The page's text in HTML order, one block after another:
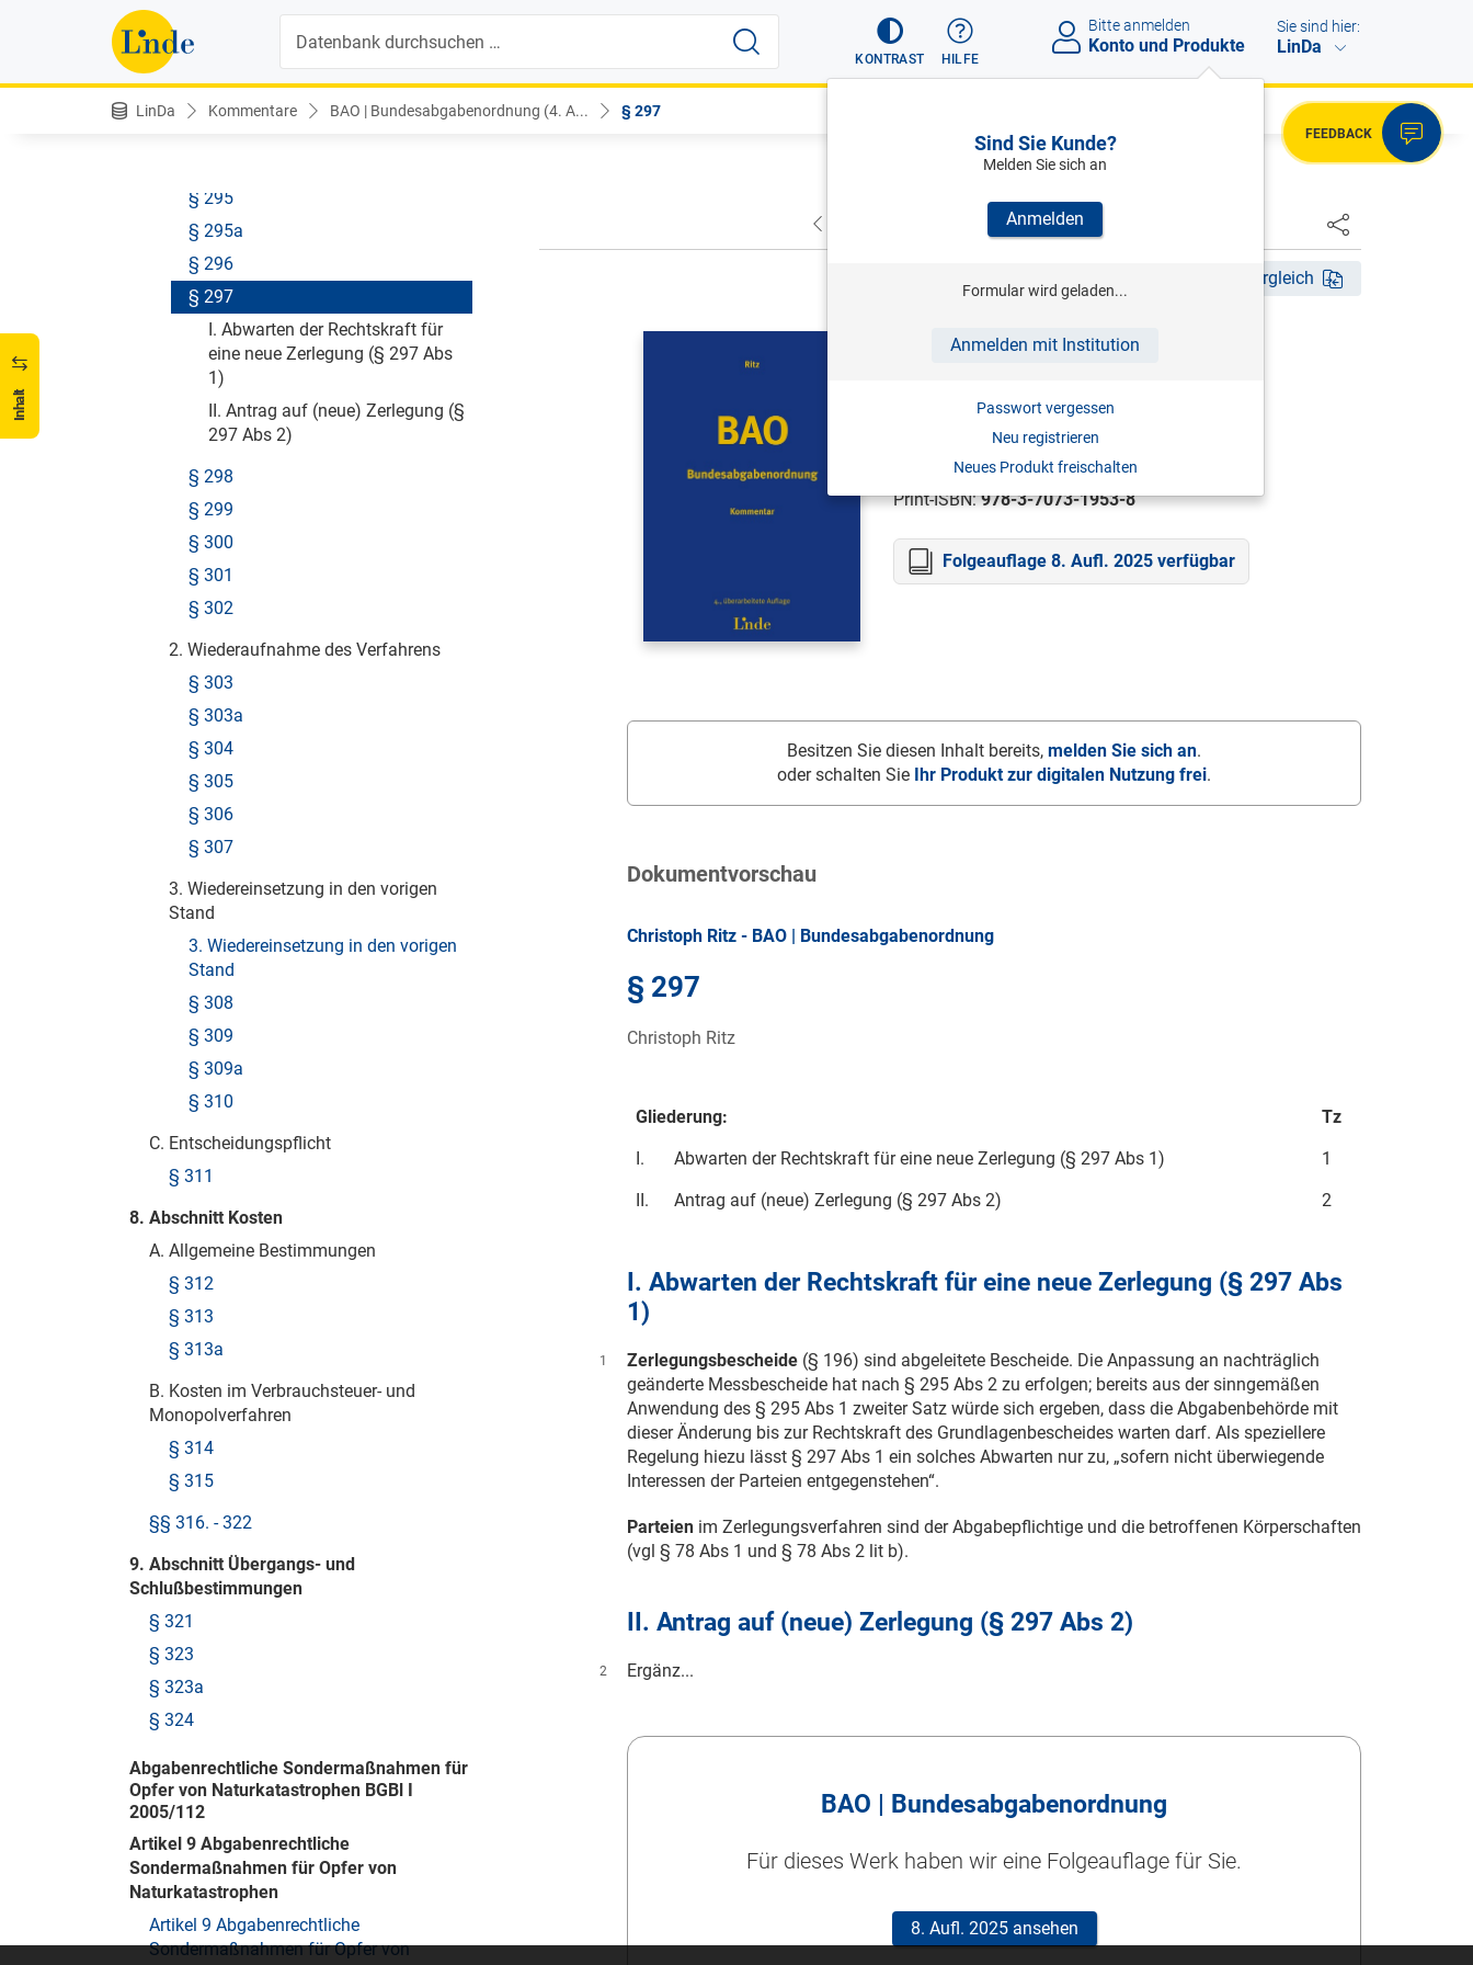
KONTRAST HILFE
Bitte anmelden
Konto und Produkte
Sind Sie Kunde?
Melden Sie sich an
Anmelden
Formular wird geladen...
Anmelden mit Institution
Passwort vergessen
Neu registrieren
Neues Produkt freischalten
Sie sind hier:
LinDa
LinDa Kommentare BAO | Bundesabgabenordnung (4. A... § 297
FEEDBACK
Inhalt
§ 293
§ 293b
§ 295
§ 295a
§ 296
§ 297
I. Abwarten der Rechtskraft für
eine neue Zerlegung (§ 297 Abs
1)
II. Antrag auf (neue) Zerlegung (§
297 Abs 2)
§ 298
§ 299
§ 300
§ 301
§ 302
2. Wiederaufnahme des Verfahrens
§ 303
§ 303a
§ 304
§ 305
§ 306
§ 307
3. Wiedereinsetzung in den vorigen
Stand
3. Wiedereinsetzung in den vorigen
Stand
§ 308
§ 309
§ 309a
§ 310
C. Entscheidungspflicht
§ 311
8. Abschnitt Kosten
A. Allgemeine Bestimmungen
§ 312
§ 313
§ 313a
B. Kosten im Verbrauchsteuer- und
Monopolverfahren
§ 314
§ 315
§§ 316. - 322
9. Abschnitt Übergangs- und
Schlußbestimmungen
§ 321
§ 323
§ 323a
§ 324
Abgabenrechtliche Sondermaßnahmen für
Opfer von Naturkatastrophen BGBl I
2005/112
Artikel 9 Abgabenrechtliche
Sondermaßnahmen für Opfer von
Naturkatastrophen
Artikel 9 Abgabenrechtliche
Sondermaßnahmen für Opfer von
NÄCHSTER
Fassungsvergleich
CHRISTOPH RITZ
4. Aufl. 2011
Print-ISBN:978-3-7073-1953-8
Folgeauflage 8. Aufl. 2025 verfügbar
Besitzen Sie diesen Inhalt bereits, melden Sie sich an.
oder schalten Sie Ihr Produkt zur digitalen Nutzung frei.
Dokumentvorschau
Christoph Ritz - BAO | Bundesabgabenordnung
§ 297
Christoph Ritz
Gliederung:
Tz
I.
Abwarten der Rechtskraft für eine neue Zerlegung (§ 297 Abs 1)
1
II.
Antrag auf (neue) Zerlegung (§ 297 Abs 2) 2
I. Abwarten der Rechtskraft für eine neue Zerlegung (§ 297 Abs
1)
1 Zerlegungsbescheide (§ 196) sind abgeleitete Bescheide. Die Anpassung an nachträglich
geänderte Messbescheide hat nach § 295 Abs 2 zu erfolgen; bereits aus der sinngemäßen
Anwendung des § 295 Abs 1 zweiter Satz würde sich ergeben, dass die Abgabenbehörde mit
dieser Änderung bis zur Rechtskraft des Grundlagenbescheides warten darf. Als speziellere
Regelung hiezu lässt § 297 Abs 1 ein solches Abwarten nur zu, „sofern nicht überwiegende
Interessen der Parteien entgegenstehen“.
Parteien im Zerlegungsverfahren sind der Abgabepflichtige und die betroffenen Körperschaften
(vgl § 78 Abs 1 und § 78 Abs 2 lit b).
II. Antrag auf (neue) Zerlegung (§ 297 Abs 2)
2 Ergänz...
BAO | Bundesabgabenordnung
Für dieses Werk haben wir eine Folgeauflage für Sie.
8. Aufl. 2025 ansehen